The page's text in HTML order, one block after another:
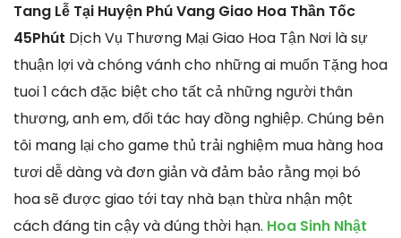
Tang Lễ Tại Huyện Phú Vang Giao Hoa Thần Tốc
45Phút Dịch Vụ Thương Mại Giao Hoa Tận Nơi là sự
thuận lợi và chóng vánh cho những ai muốn Tặng hoa
tuoi 1 cách đặc biệt cho tất cả những người thân
thương, anh em, đối tác hay đồng nghiệp. Chúng bên
tôi mang lại cho game thủ trải nghiệm mua hàng hoa
tươi dễ dàng và đơn giản và đảm bảo rằng mọi bó
hoa sẽ được giao tới tay nhà bạn thừa nhận một
cách đáng tin cậy và đúng thời hạn. Hoa Sinh Nhật